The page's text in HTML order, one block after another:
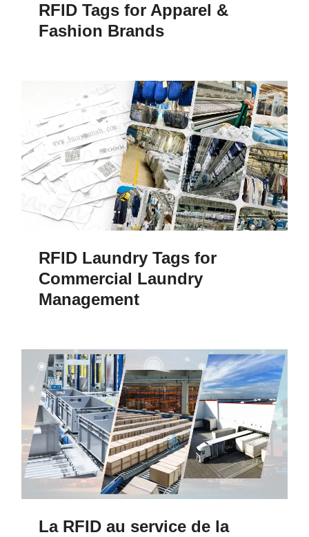
RFID Tags for Apparel &
Fashion Brands
RFID Laundry Tags for
Commercial Laundry
Management
La RFID au service de la